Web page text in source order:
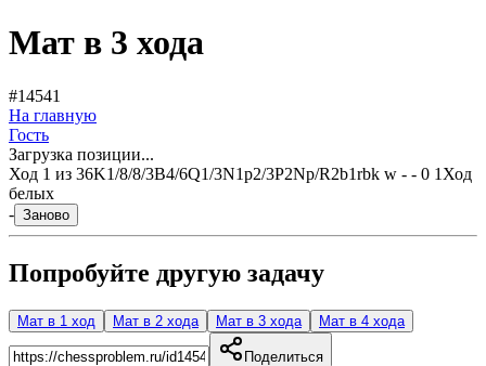
Мат в 3 хода
#14541
На главную
Гость
Загрузка позиции...
Ход 1 из 36K1/8/8/3B4/6Q1/3N1p2/3P2Np/R2b1rbk w - - 0 1 Ход
белых
- Заново
Попробуйте другую задачу
Мат в 1 ход Мат в 2 хода Мат в 3 хода Мат в 4 хода
Поделиться